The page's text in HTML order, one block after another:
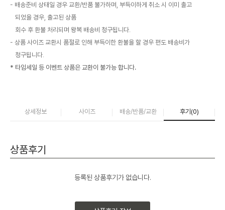
배송준비 상태일 경우 교환/반품 불가하며, 부득이하게 취소 시 이미 출고
되었을 경우, 출고된 상품
회수 후 환불 처리되며 왕복 배송비 청구됩니다.
상품 사이즈 교환시 품절로 인해 부득이한 환불을 할 경우 편도 배송비가
청구됩니다.
* 타임세일 등 이벤트 상품은 교환이 불가능 합니다.
상세정보 사이즈 배송/반품/교환 후기(0)
상품후기
등록된 상품후기가 없습니다.